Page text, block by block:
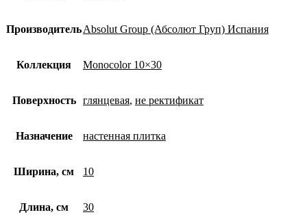
ПроизводительAbsolut Group (Абсолют Груп) Испания
Коллекция Monocolor 10×30
Поверхность глянцевая, не ректификат
Назначение настенная плитка
Ширина, см 10
Длина, см 30